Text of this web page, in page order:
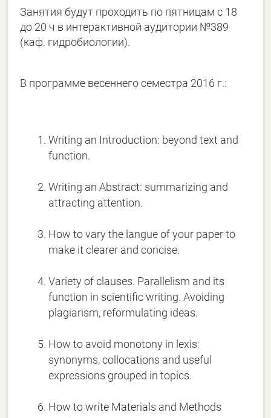
Занятия будут проходить по пятницам с 18
до 20 ч в интерактивной аудитории №389
(каф. гидробиологии).
В программе весеннего семестра 2016 г.:
Writing an Introduction: beyond text and
function.
Writing an Abstract: summarizing and
attracting attention.
How to vary the langue of your paper to
make it clearer and concise.
Variety of clauses. Parallelism and its
function in scientific writing. Avoiding
plagiarism, reformulating ideas.
How to avoid monotony in lexis:
synonyms, collocations and useful
expressions grouped in topics.
How to write Materials and Methods